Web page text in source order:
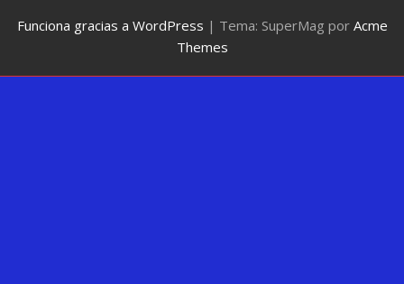
Funciona gracias a WordPress | Tema: SuperMag por Acme
Themes